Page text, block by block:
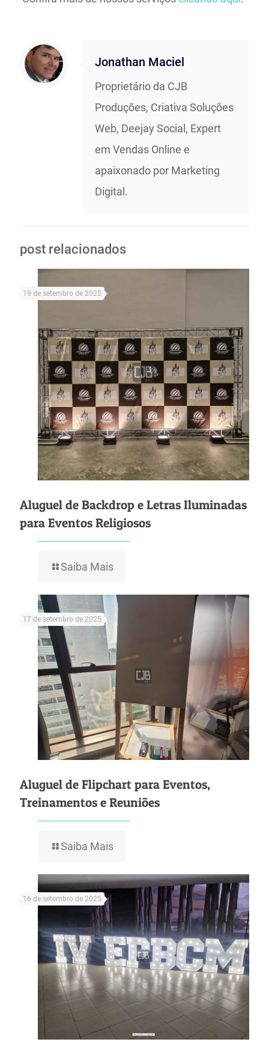
Jonathan Maciel
Proprietário da CJB
Produções, Criativa Soluções
Web, Deejay Social, Expert
em Vendas Online e
apaixonado por Marketing
Digital.
post relacionados
19 de setembro de 2025
Aluguel de Backdrop e Letras Iluminadas
para Eventos Religiosos
Saiba Mais
17 de setembro de 2025
Aluguel de Flipchart para Eventos,
Treinamentos e Reuniões
Saiba Mais
16 de setembro de 2025